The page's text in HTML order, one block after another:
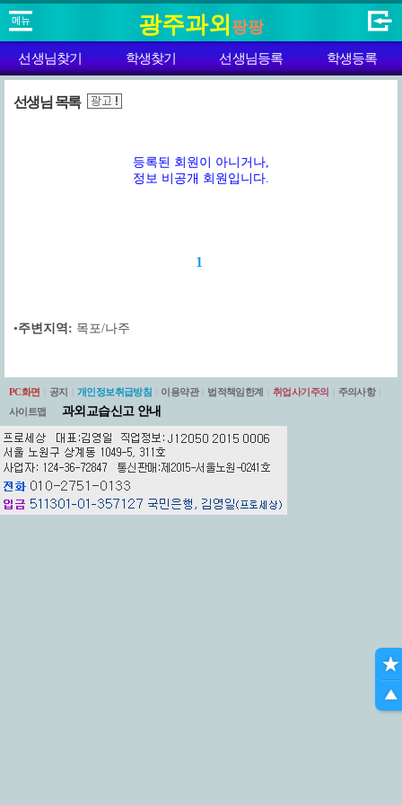
광주과외 팡팡
선생님찾기 학생찾기 선생님등록 학생등록
선생님 목록
등록된 회원이 아니거나,
정보 비공개 회원입니다.
1
•주변지역: 목포/나주
PC화면 공지 개인정보취급방침 이용약관 법적책임한계 취업사기주의 주의사항
사이트맵
과외교습신고 안내